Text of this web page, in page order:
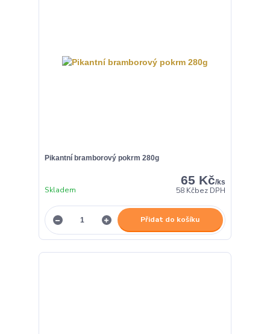
Pikantní bramborový pokrm 280g
65 Kč/ks
58 Kčbez DPH
Skladem
Přidat do košíku